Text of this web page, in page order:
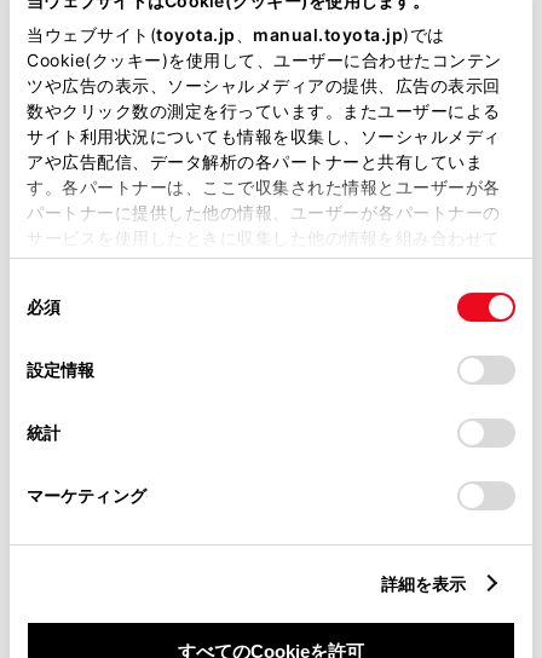
当ウェブサイト(toyota.jp manual.toyota.jp)では
Cookie(クッキー)を使用して、ユーザーに合わせたコンテン
ツや広告の表示、ソーシャルメディアの提供、広告の表示回
数やクリック数の測定を行っています。またユーザーによる
サイト利用状況についても情報を収集し、ソーシャルメディ
アや広告配信、データ解析の各パートナーと共有していま
す。各パートナーは、ここで収集された情報とユーザーが各
パートナーに提供した他の情報、ユーザーが各パートナーの
サービスを使用したときに収集した他の情報を組み合わせて
使用することがあります。当ウェブサイトの使用を続行する
デバイスにすべてのCookie(クッキー)が保存されることに同
意したことになります。Cookie(クッキー)のオプトアウト、
設定の変更、同意を撤回したりするにあたっては、当社の
「Cookie（クッキー）情報の取り扱いについて
」をご覧くだ
必須
設定情報
統計
マーケティング
詳細を表示
すべてのCookieを許可
必須 郵便番号
住所自動入力
必須 都道府県
必須 市区町村名
丁目番地